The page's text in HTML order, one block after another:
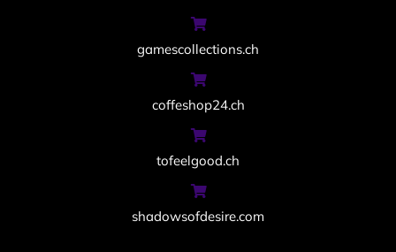
gamescollections.ch
coffeshop24.ch
tofeelgood.ch
shadowsofdesire.com